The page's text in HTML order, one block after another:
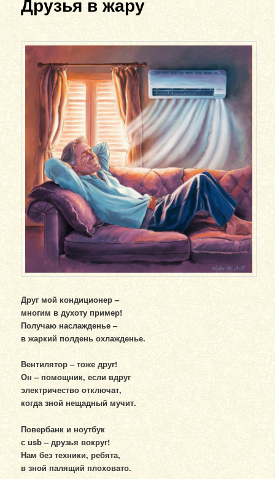
Друг мой кондиционер –
многим в духоту пример!
Получаю наслажденье –
в жаркий полдень охлажденье.
Вентилятор – тоже друг!
Он – помощник, если вдруг
электричество отключат,
когда зной нещадный мучит.
Повербанк и ноутбук
с usb – друзья вокруг!
Нам без техники, ребята,
в зной палящий плоховато.